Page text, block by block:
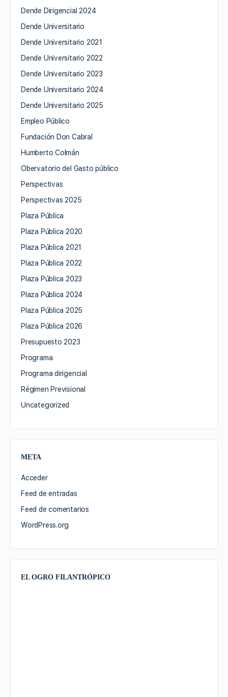
Dende Dirigencial 2024
Dende Universitario
Dende Universitario 2021
Dende Universitario 2022
Dende Universitario 2023
Dende Universitario 2024
Dende Universitario 2025
Empleo Público
Fundación Don Cabral
Humberto Colmán
Obervatorio del Gasto público
Perspectivas
Perspectivas 2025
Plaza Pública
Plaza Pública 2020
Plaza Pública 2021
Plaza Pública 2022
Plaza Pública 2023
Plaza Pública 2024
Plaza Pública 2025
Plaza Pública 2026
Presupuesto 2023
Programa
Programa dirigencial
Régimen Previsional
Uncategorized
META
Acceder
Feed de entradas
Feed de comentarios
WordPress.org
EL OGRO FILANTRÓPICO